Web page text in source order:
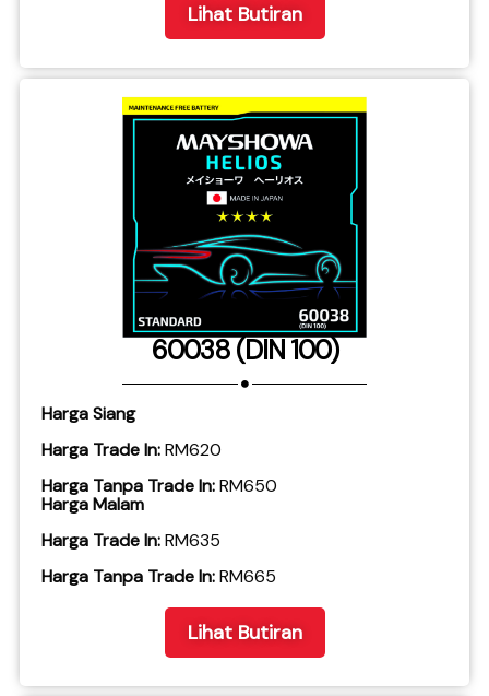
Lihat Butiran
60038 (DIN 100)
Harga Siang
Harga Trade In:RM620
Harga Tanpa Trade In:RM650
Harga Malam
Harga Trade In:RM635
​Harga Tanpa Trade In:RM665
Lihat Butiran